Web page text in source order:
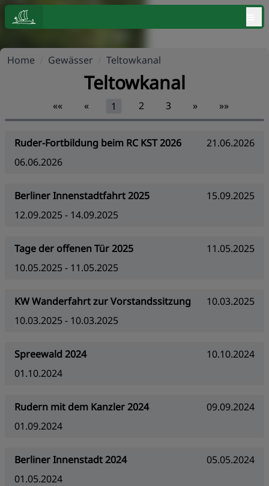
Home Gewässer Teltowkanal
Teltowkanal
«« « 1 2 3 » »»
Ruder-Fortbildung beim RC KST 2026
21.06.2026
06.06.2026
Berliner Innenstadtfahrt 2025
15.09.2025
12.09.2025 - 14.09.2025
Tage der offenen Tür 2025
11.05.2025
10.05.2025 - 11.05.2025
KW Wanderfahrt zur Vorstandssitzung
10.03.2025
10.03.2025 - 10.03.2025
Spreewald 2024
10.10.2024
01.10.2024
Rudern mit dem Kanzler 2024
09.09.2024
01.09.2024
Berliner Innenstadt 2024
05.05.2024
01.05.2024